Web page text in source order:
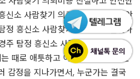
신소 사람찾기 의뢰비용 친절하고 안
정 흥신소 사람찾기 의뢰비용 친절하
주 탐정 흥신소 사람찾기 의뢰비용
때로 애틋하고 아름답지만, 가끔은
감정을 지나가면서, 누군가는 결국